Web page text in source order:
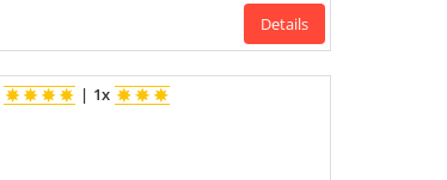
Details
| 1x